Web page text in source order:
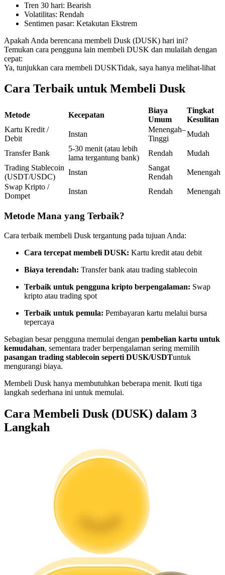
USDC Berjangka
Kontrak berjangka menggunakan USDC sebagai jaminannya
Bergabunglah dengan pedagang top
Menjadi Pedagang Salinan
Nikmati pembagian keuntungan dan komisi copy trading
Informasi
Memandu
Panduan Pemula Berjangka
Tren 30 hari: Bearish
Volatilitas: Rendah
Sentimen pasar: Ketakutan Ekstrem
Apakah Anda berencana membeli Dusk (DUSK) hari ini?
Temukan cara pengguna lain membeli DUSK dan mulailah dengan
cepat:
Ya, tunjukkan cara membeli DUSKTidak, saya hanya melihat-lihat
Cara Terbaik untuk Membeli Dusk
Metode Kecepatan
Biaya
Umum
Tingkat
Kesulitan
Kartu Kredit /
Debit
Instan
Menengah–
Tinggi
Mudah
Transfer Bank
5-30 menit (atau lebih
lama tergantung bank)
Rendah
Mudah
Trading Stablecoin
(USDT/USDC)
Instan
Sangat
Rendah
Menengah
Swap Kripto /
Dompet
Instan Rendah Menengah
Metode Mana yang Terbaik?
Cara terbaik membeli Dusk tergantung pada tujuan Anda:
Cara tercepat membeli DUSK: Kartu kredit atau debit
Biaya terendah: Transfer bank atau trading stablecoin
Terbaik untuk pengguna kripto berpengalaman: Swap
kripto atau trading spot
Terbaik untuk pemula: Pembayaran kartu melalui bursa
tepercaya
Sebagian besar pengguna memulai dengan pembelian kartu untuk
kemudahan, sementara trader berpengalaman sering memilih
pasangan trading stablecoin seperti DUSK/USDTuntuk
mengurangi biaya.
Membeli Dusk hanya membutuhkan beberapa menit. Ikuti tiga
langkah sederhana ini untuk memulai.
Cara Membeli Dusk (DUSK) dalam 3
Langkah